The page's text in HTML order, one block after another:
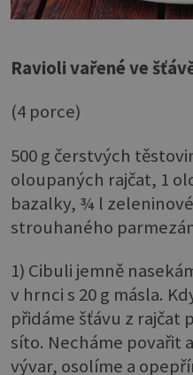
Ravioli vařené ve
(4 porce)
500 g čerstvých
oloupaných rajčat, 1
bazalky, ¾ l
strouhaného
1) Cibuli jemně
v hrnci s 20 g másla.
přidáme šťávu z rajčat
síto. Necháme povařit
vývar, osolíme a